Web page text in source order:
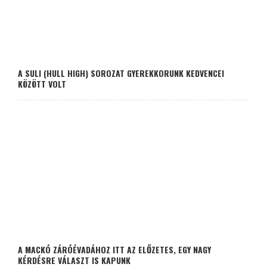
A SULI (HULL HIGH) SOROZAT GYEREKKORUNK KEDVENCEI
KÖZÖTT VOLT
A MACKÓ ZÁRÓÉVADÁHOZ ITT AZ ELŐZETES, EGY NAGY
KÉRDÉSRE VÁLASZT IS KAPUNK